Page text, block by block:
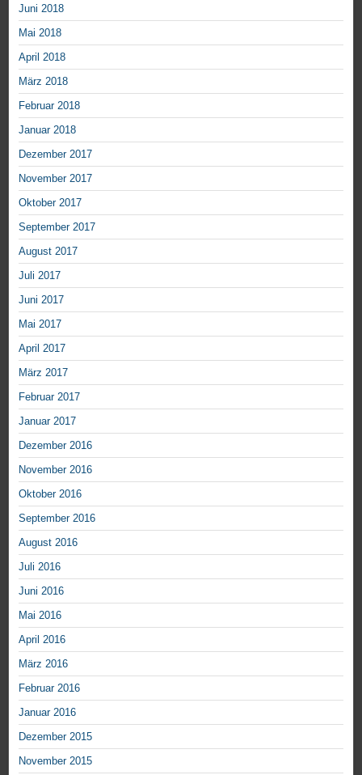
Juni 2018
Mai 2018
April 2018
März 2018
Februar 2018
Januar 2018
Dezember 2017
November 2017
Oktober 2017
September 2017
August 2017
Juli 2017
Juni 2017
Mai 2017
April 2017
März 2017
Februar 2017
Januar 2017
Dezember 2016
November 2016
Oktober 2016
September 2016
August 2016
Juli 2016
Juni 2016
Mai 2016
April 2016
März 2016
Februar 2016
Januar 2016
Dezember 2015
November 2015